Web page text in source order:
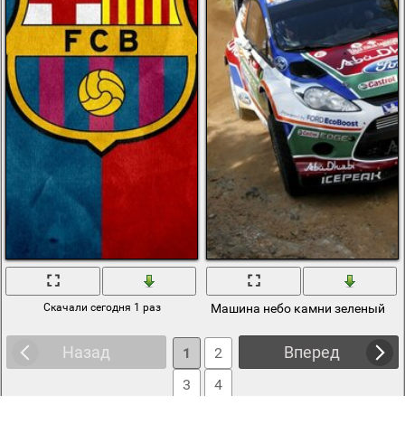
Скачали сегодня 1 раз Машина небо камни зеленый
Назад Вперед
1
2
3
4